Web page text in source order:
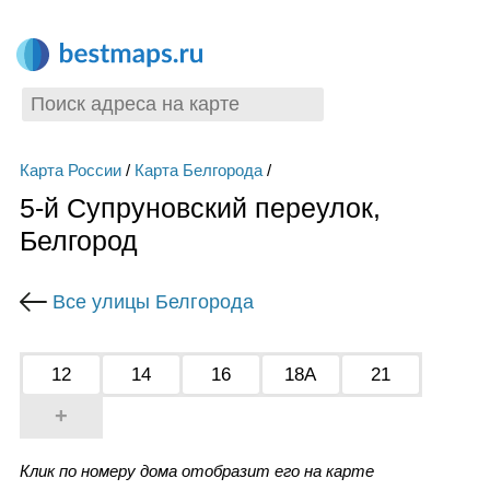
Карта России/ Карта Белгорода/
5-й Супруновский переулок,
Белгород
Все улицы Белгорода
12 14 16 18А 21
+
Клик по номеру дома отобразит его на карте